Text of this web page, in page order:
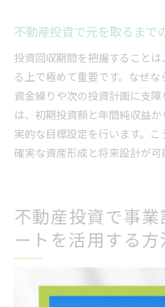
不動産投資で元を取るまで
投資回収期間を把握すること
る上で極めて重要です。なぜな
資金繰りや次の投資計画に支
は、初期投資額と年間純収益
実的な目標設定を行います。こ
確実な資産形成と将来設計が可
不動産投資で事
ートを活用する方
不動産投資事業計画書テ